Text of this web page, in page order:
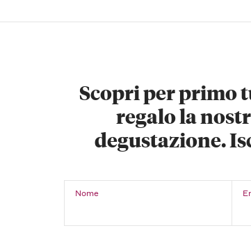
Scopri per primo
regalo la
degustazione.
Nome